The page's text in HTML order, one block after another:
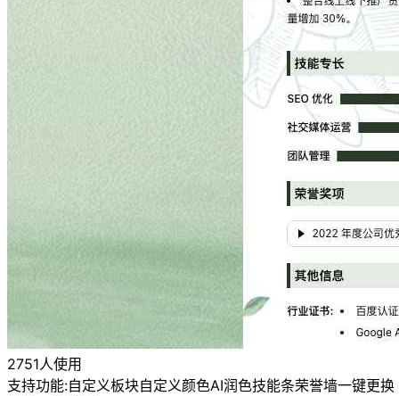
2751人使用
支持功能:自定义板块自定义颜色AI润色技能条荣誉墙一键更换